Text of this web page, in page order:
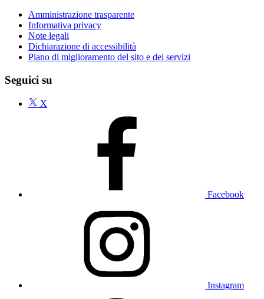
Amministrazione trasparente
Informativa privacy
Note legali
Dichiarazione di accessibilità
Piano di miglioramento del sito e dei servizi
Seguici su
X
Facebook
Instagram